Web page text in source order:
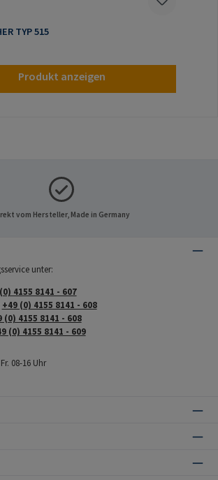
TYP 515
Produkt anzeigen
vom Hersteller, Made in Germany
unter:
4155 8141 - 607
+49 (0) 4155 8141 - 608
(0) 4155 8141 - 608
(0) 4155 8141 - 609
08-16 Uhr